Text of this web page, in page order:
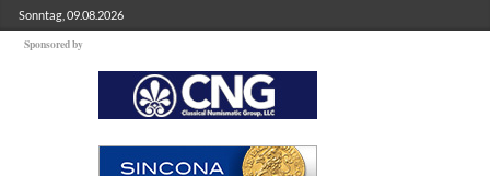
Sonntag, 09.08.2026
Sponsored by